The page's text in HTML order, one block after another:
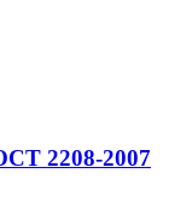
2208-2007